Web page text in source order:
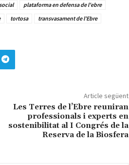
plataforma en defensa de l'ebre
tortosa
transvasament de l'Ebre
Article següent
Les Terres de l’Ebre reuniran
professionals i experts en
sostenibilitat al I Congrés de la
Reserva de la Biosfera